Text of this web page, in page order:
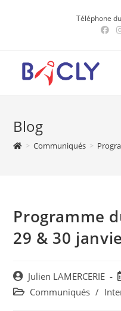
Téléphone
Blog
> Communiqués >
Programme
29 & 30
Post
author:
Julien LAMERCERIE
Post Communiqués /